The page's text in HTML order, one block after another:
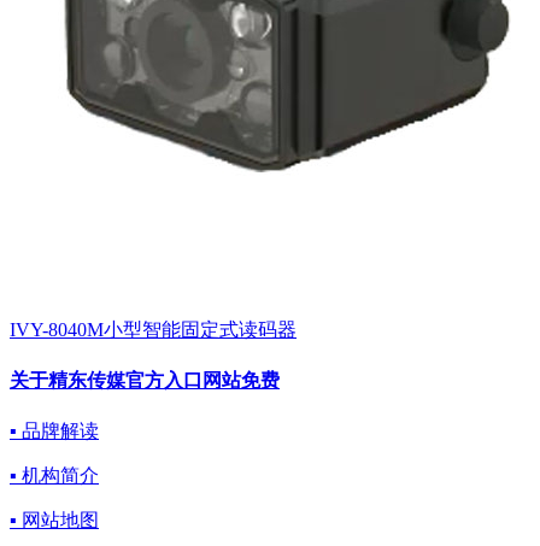
IVY-8040M小型智能固定式读码器
关于精东传媒官方入口网站免费
▪ 品牌解读
▪ 机构简介
▪ 网站地图